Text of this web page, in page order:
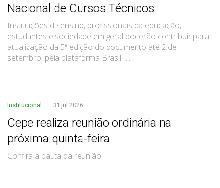
Nacional de Cursos Técnicos
Instituições de ensino, profissionais da educação,
estudantes e sociedade em geral poderão contribuir para
atualização da 5ª edição do documento até 2 de
setembro, pela plataforma Brasil [...]
Institucional 31 jul 2026
Cepe realiza reunião ordinária na
próxima quinta-feira
Confira a pauta da reunião